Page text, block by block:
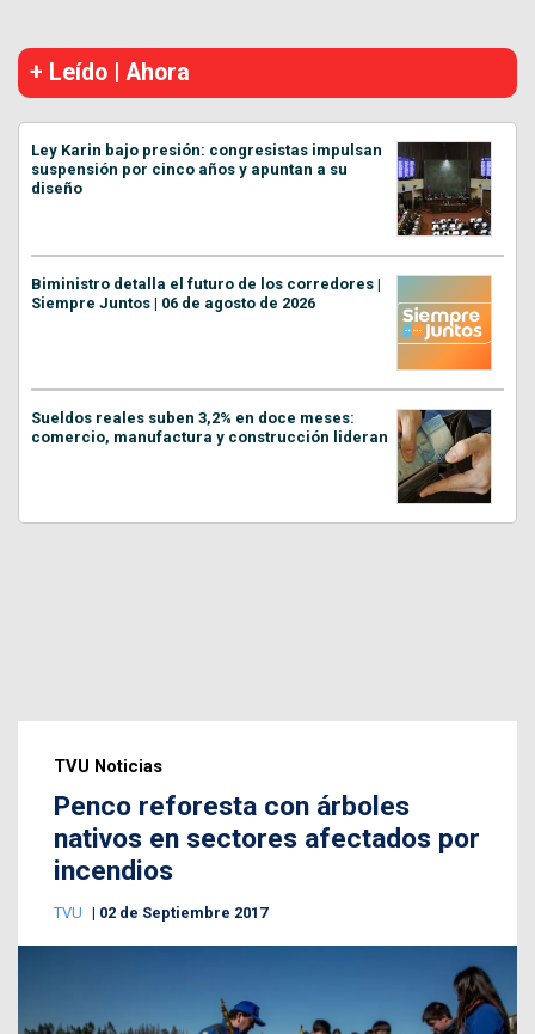
+ Leído | Ahora
Ley Karin bajo presión: congresistas impulsan
suspensión por cinco años y apuntan a su
diseño
Biministro detalla el futuro de los corredores |
Siempre Juntos | 06 de agosto de 2026
Sueldos reales suben 3,2% en doce meses:
comercio, manufactura y construcción lideran
TVU Noticias
Penco reforesta con árboles
nativos en sectores afectados por
incendios
TVU 02 de Septiembre 2017